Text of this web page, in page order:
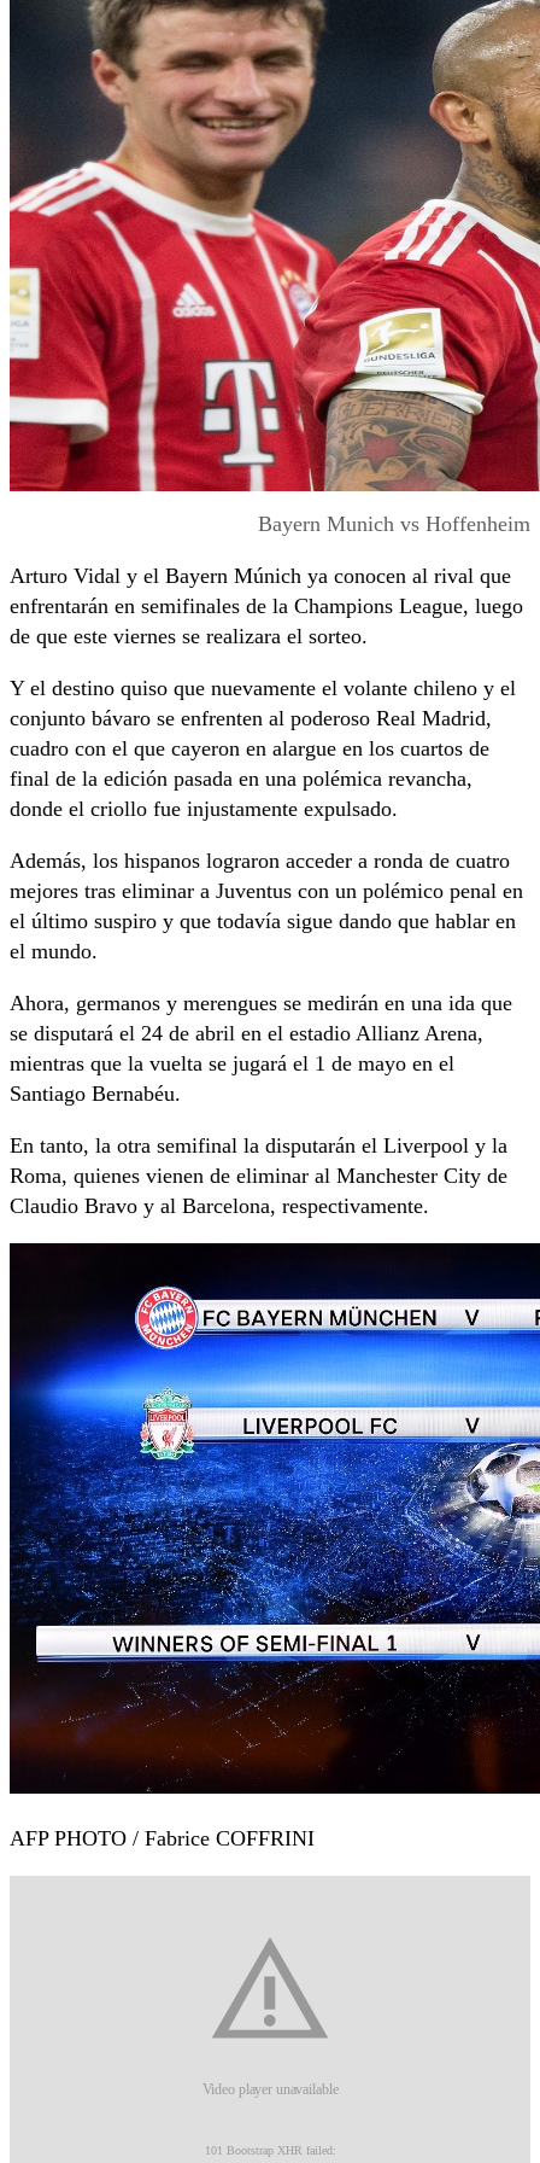
Bayern Munich vs Hoffenheim
Arturo Vidal y el Bayern Múnich ya conocen al rival que
enfrentarán en semifinales de la Champions League, luego
de que este viernes se realizara el sorteo.
Y el destino quiso que nuevamente el volante chileno y el
conjunto bávaro se enfrenten al poderoso Real Madrid,
cuadro con el que cayeron en alargue en los cuartos de
final de la edición pasada en una polémica revancha,
donde el criollo fue injustamente expulsado.
Además, los hispanos lograron acceder a ronda de cuatro
mejores tras eliminar a Juventus con un polémico penal en
el último suspiro y que todavía sigue dando que hablar en
el mundo.
Ahora, germanos y merengues se medirán en una ida que
se disputará el 24 de abril en el estadio Allianz Arena,
mientras que la vuelta se jugará el 1 de mayo en el
Santiago Bernabéu.
En tanto, la otra semifinal la disputarán el Liverpool y la
Roma, quienes vienen de eliminar al Manchester City de
Claudio Bravo y al Barcelona, respectivamente.
AFP PHOTO / Fabrice COFFRINI